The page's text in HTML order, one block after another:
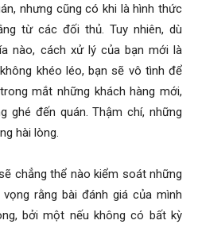
nhưng cũng có khi là hình thức
từ các đối thủ. Tuy nhiên, dù
nào, cách xử lý của bạn mới là
khéo léo, bạn sẽ vô tình để
mắt những khách hàng mới,
ghé đến quán. Thậm chí, những
hài lòng.
chẳng thể nào kiểm soát những
rằng bài đánh giá của mình
bởi một nếu không có bất kỳ